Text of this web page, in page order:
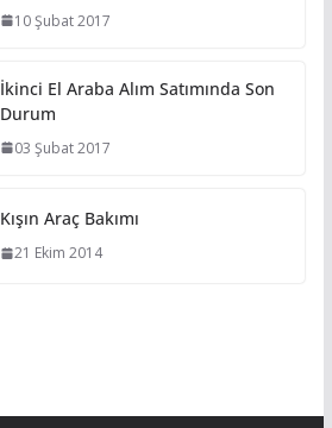
10 Şubat 2017
İkinci El Araba Alım Satımında Son
Durum
03 Şubat 2017
Kışın Araç Bakımı
21 Ekim 2014